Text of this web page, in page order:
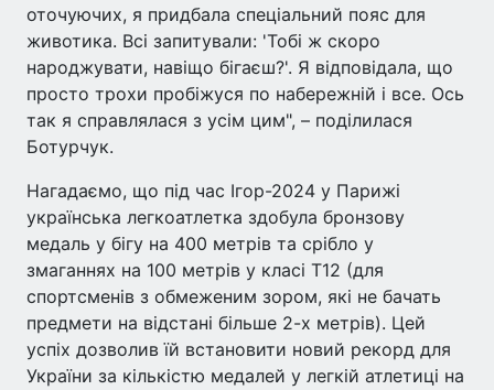
оточуючих, я придбала спеціальний пояс для
животика. Всі запитували: 'Тобі ж скоро
народжувати, навіщо бігаєш?'. Я відповідала, що
просто трохи пробіжуся по набережній і все. Ось
так я справлялася з усім цим", – поділилася
Ботурчук.
Нагадаємо, що під час Ігор-2024 у Парижі
українська легкоатлетка здобула бронзову
медаль у бігу на 400 метрів та срібло у
змаганнях на 100 метрів у класі T12 (для
спортсменів з обмеженим зором, які не бачать
предмети на відстані більше 2-х метрів). Цей
успіх дозволив їй встановити новий рекорд для
України за кількістю медалей у легкій атлетиці на